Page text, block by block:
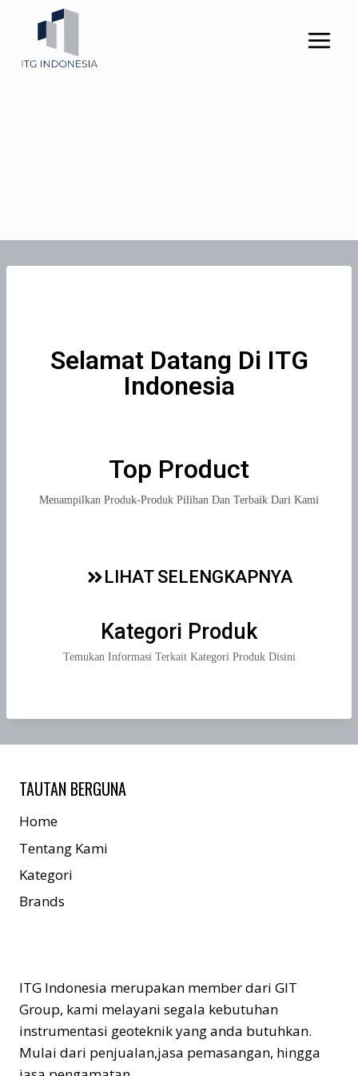
Selamat Datang Di ITG
Indonesia
Top Product
Menampilkan Produk-Produk Pilihan Dan Terbaik Dari Kami
LIHAT SELENGKAPNYA
Kategori Produk
Temukan Informasi Terkait Kategori Produk Disini
TAUTAN BERGUNA
Home
Tentang Kami
Kategori
Brands
ITG Indonesia merupakan member dari GIT
Group, kami melayani segala kebutuhan
instrumentasi geoteknik yang anda butuhkan.
Mulai dari penjualan,jasa pemasangan, hingga